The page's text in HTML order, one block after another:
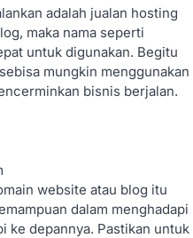
adalah jualan hosting
maka nama seperti
untuk digunakan. Begitu
mungkin menggunakan
bisnis berjalan.
website atau blog itu
dalam menghadapi
ke depannya. Pastikan untuk